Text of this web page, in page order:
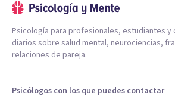
Psicología para profesionales, estudiantes y
diarios sobre salud mental, neurociencias,
relaciones de pareja.
Psicólogos con los que puedes contactar